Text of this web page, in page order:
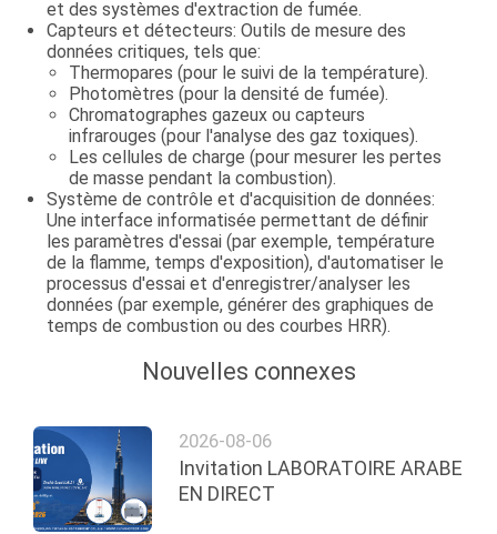
et des systèmes d'extraction de fumée.
Capteurs et détecteurs: Outils de mesure des
données critiques, tels que:
Thermopares (pour le suivi de la température).
Photomètres (pour la densité de fumée).
Chromatographes gazeux ou capteurs
infrarouges (pour l'analyse des gaz toxiques).
Les cellules de charge (pour mesurer les pertes
de masse pendant la combustion).
Système de contrôle et d'acquisition de données:
Une interface informatisée permettant de définir
les paramètres d'essai (par exemple, température
de la flamme, temps d'exposition), d'automatiser le
processus d'essai et d'enregistrer/analyser les
données (par exemple, générer des graphiques de
temps de combustion ou des courbes HRR).
Nouvelles connexes
2026-08-06
Invitation LABORATOIRE ARABE
EN DIRECT